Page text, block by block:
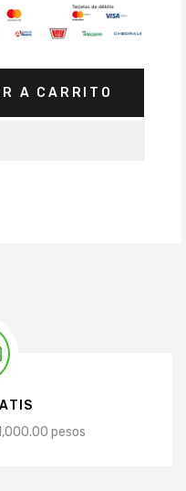
A CARRITO
pesos